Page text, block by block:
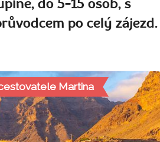
do 5-15 osob, s
po celý zájezd.
Martina